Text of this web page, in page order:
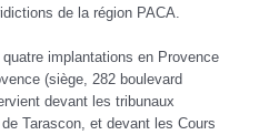
de la région PACA.
implantations en Provence
(siège, 282 boulevard
devant les tribunaux
Tarascon, et devant les Cours